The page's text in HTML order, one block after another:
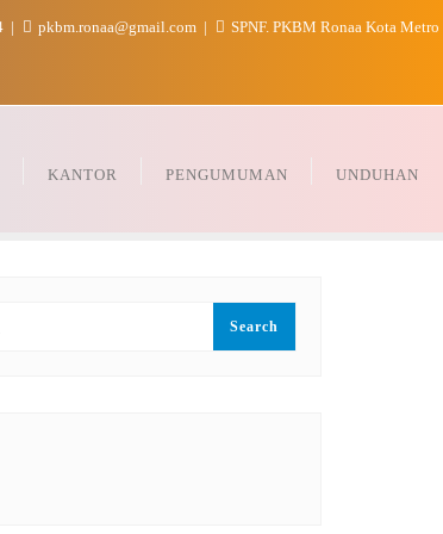
pkbm.ronaa@gmail.com SPNF. PKBM Ronaa Kota Metro
KANTOR PENGUMUMAN UNDUHAN